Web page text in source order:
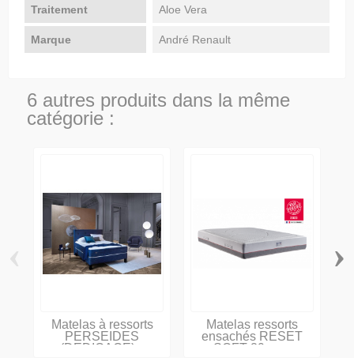
Traitement Aloe Vera
Marque André Renault
6 autres produits dans la même
catégorie :
Matelas à ressorts
PERSEIDES
(DEDICACE)...
Matelas ressorts
ensachés RESET
SOFT 29cm...
›